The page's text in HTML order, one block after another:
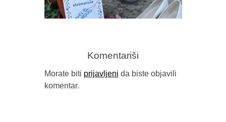
IZMEĐU TRAUME I TRADICIJE
Komentariši
Morate biti prijavljeni da biste objavili
komentar.